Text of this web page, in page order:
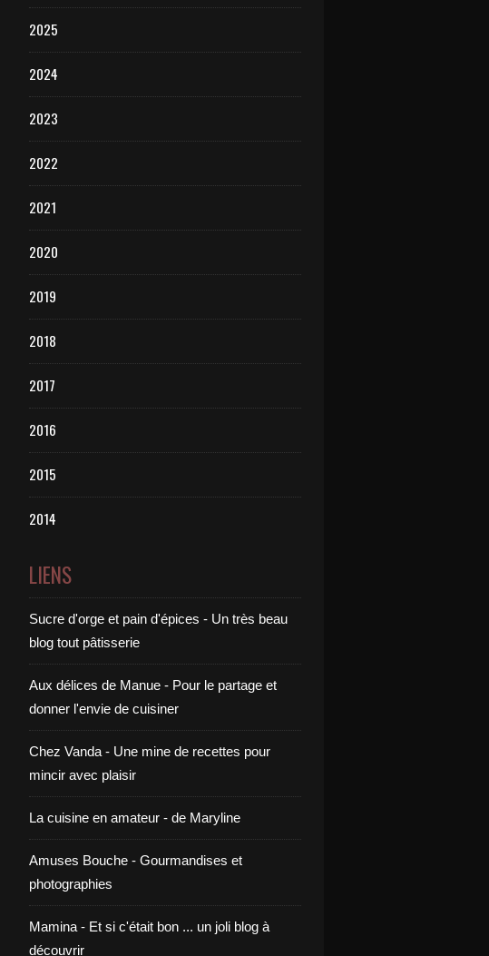
2025
2024
2023
2022
2021
2020
2019
2018
2017
2016
2015
2014
LIENS
Sucre d'orge et pain d'épices - Un très beau
blog tout pâtisserie
Aux délices de Manue - Pour le partage et
donner l'envie de cuisiner
Chez Vanda - Une mine de recettes pour
mincir avec plaisir
La cuisine en amateur - de Maryline
Amuses Bouche - Gourmandises et
photographies
Mamina - Et si c'était bon ... un joli blog à
découvrir